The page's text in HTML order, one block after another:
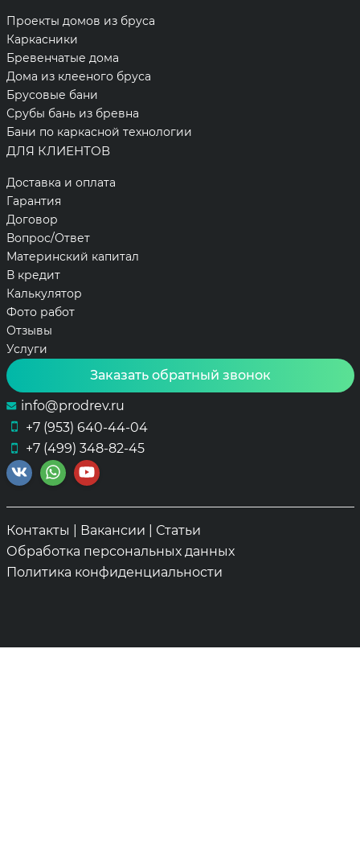
Проекты домов из бруса
Каркасники
Бревенчатые дома
Дома из клееного бруса
Брусовые бани
Срубы бань из бревна
Бани по каркасной технологии
ДЛЯ КЛИЕНТОВ
Доставка и оплата
Гарантия
Договор
Вопрос/Ответ
Материнский капитал
В кредит
Калькулятор
Фото работ
Отзывы
Услуги
Заказать обратный звонок
info@prodrev.ru
+7 (953) 640-44-04
+7 (499) 348-82-45
Контакты Вакансии
Статьи
Обработка персональных данных
Политика конфиденциальности